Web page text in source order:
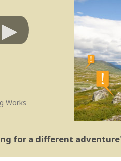
Works
for a different